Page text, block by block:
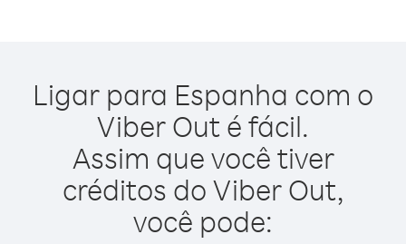
Ligar para Espanha com o
Viber Out é fácil.
Assim que você tiver
créditos do Viber Out,
você pode: